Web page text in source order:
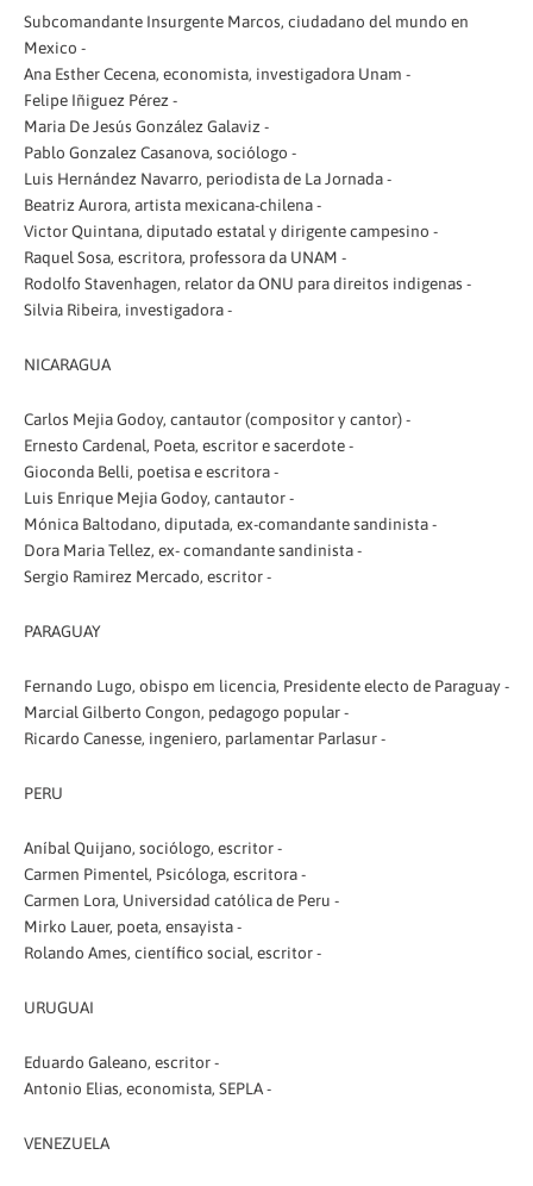
Subcomandante Insurgente Marcos, ciudadano del mundo en
Mexico -
Ana Esther Cecena, economista, investigadora Unam -
Felipe Iñiguez Pérez -
Maria De Jesús González Galaviz -
Pablo Gonzalez Casanova, sociólogo -
Luis Hernández Navarro, periodista de La Jornada -
Beatriz Aurora, artista mexicana-chilena -
Victor Quintana, diputado estatal y dirigente campesino -
Raquel Sosa, escritora, professora da UNAM -
Rodolfo Stavenhagen, relator da ONU para direitos indigenas -
Silvia Ribeira, investigadora -
NICARAGUA
Carlos Mejia Godoy, cantautor (compositor y cantor) -
Ernesto Cardenal, Poeta, escritor e sacerdote -
Gioconda Belli, poetisa e escritora -
Luis Enrique Mejia Godoy, cantautor -
Mónica Baltodano, diputada, ex-comandante sandinista -
Dora Maria Tellez, ex- comandante sandinista -
Sergio Ramirez Mercado, escritor -
PARAGUAY
Fernando Lugo, obispo em licencia, Presidente electo de Paraguay -
Marcial Gilberto Congon, pedagogo popular -
Ricardo Canesse, ingeniero, parlamentar Parlasur -
PERU
Aníbal Quijano, sociólogo, escritor -
Carmen Pimentel, Psicóloga, escritora -
Carmen Lora, Universidad católica de Peru -
Mirko Lauer, poeta, ensayista -
Rolando Ames, científico social, escritor -
URUGUAI
Eduardo Galeano, escritor -
Antonio Elias, economista, SEPLA -
VENEZUELA